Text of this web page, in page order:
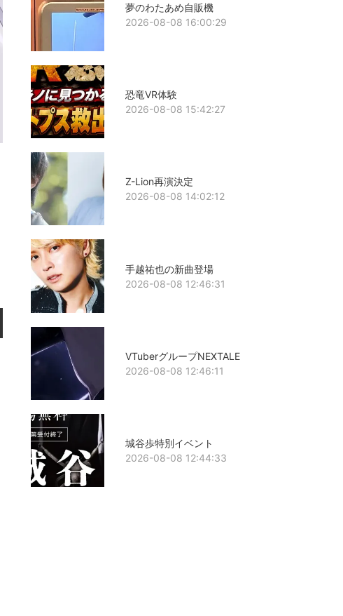
夢のわたあめ自販機
2026-08-08 16:00:29
恐竜VR体験
2026-08-08 15:42:27
Z-Lion再演決定
2026-08-08 14:02:12
手越祐也の新曲登場
2026-08-08 12:46:31
VTuberグループNEXTALE
2026-08-08 12:46:11
城谷歩特別イベント
2026-08-08 12:44:33